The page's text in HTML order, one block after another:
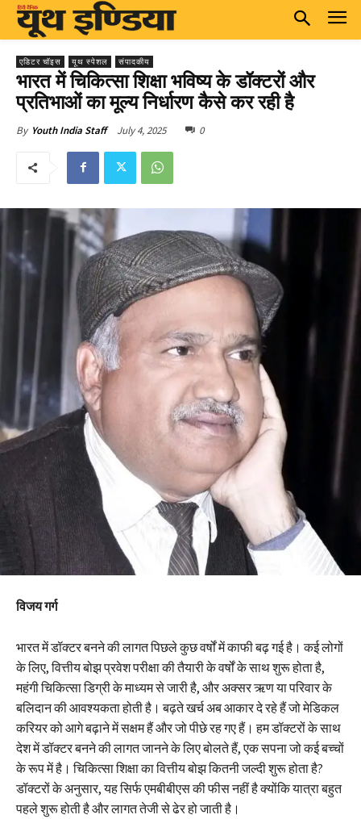
एडिटर चॉइस यूथ स्पेशल संपादकीय
भारत में चिकित्सा शिक्षा भविष्य के डॉक्टरों और
प्रतिभाओं का मूल्य निर्धारण कैसे कर रही है
By Youth India Staff July 4, 2025 0
विजय गर्ग
भारत में डॉक्टर बनने की लागत पिछले कुछ वर्षों में काफी बढ़ गई है। कई लोगों
के लिए, वित्तीय बोझ प्रवेश परीक्षा की तैयारी के वर्षों के साथ शुरू होता है,
महंगी चिकित्सा डिग्री के माध्यम से जारी है, और अक्सर ऋण या परिवार के
बलिदान की आवश्यकता होती है। बढ़ते खर्च अब आकार दे रहे हैं जो मेडिकल
करियर को आगे बढ़ाने में सक्षम हैं और जो पीछे रह गए हैं। हम डॉक्टरों के साथ
देश में डॉक्टर बनने की लागत जानने के लिए बोलते हैं, एक सपना जो कई बच्चों
के रूप में है। चिकित्सा शिक्षा का वित्तीय बोझ कितनी जल्दी शुरू होता है?
डॉक्टरों के अनुसार, यह सिर्फ एमबीबीएस की फीस नहीं है क्योंकि यात्रा बहुत
पहले शुरू होती है और लागत तेजी से ढेर हो जाती है।